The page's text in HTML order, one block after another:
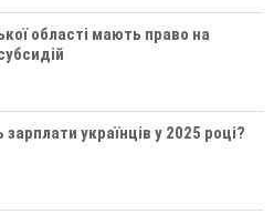
області мають право на
українців у 2025 році?